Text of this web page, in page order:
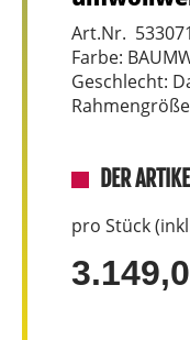
Art.Nr.
Farbe:
Geschlecht:
DER
pro Stück